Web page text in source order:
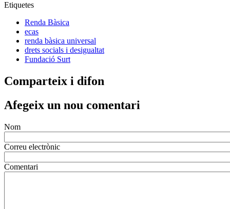
Etiquetes
Renda Bàsica
ecas
renda bàsica universal
drets socials i desigualtat
Fundació Surt
Comparteix i difon
Afegeix un nou comentari
Nom
Correu electrònic
Comentari